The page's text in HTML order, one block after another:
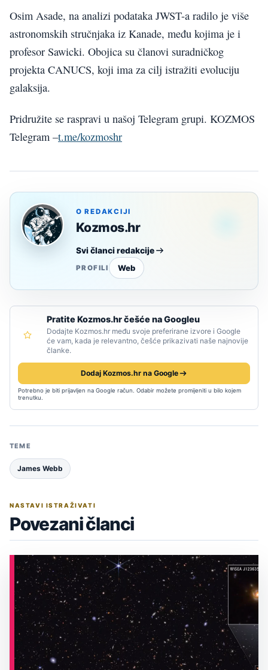
Osim Asade, na analizi podataka JWST-a radilo je više
astronomskih stručnjaka iz Kanade, među kojima je i
profesor Sawicki. Obojica su članovi suradničkog
projekta CANUCS, koji ima za cilj istražiti evoluciju
galaksija.
Pridružite se raspravi u našoj Telegram grupi. KOZMOS
Telegram –t.me/kozmoshr
O REDAKCIJI
Kozmos.hr
Svi članci redakcije
PROFILI Web
Pratite Kozmos.hr češće na Googleu
Dodajte Kozmos.hr među svoje preferirane izvore i Google
će vam, kada je relevantno, češće prikazivati naše najnovije
članke.
Dodaj Kozmos.hr na Google
Potrebno je biti prijavljen na Google račun. Odabir možete promijeniti u bilo kojem
trenutku.
TEME
James Webb
NASTAVI ISTRAŽIVATI
Povezani članci